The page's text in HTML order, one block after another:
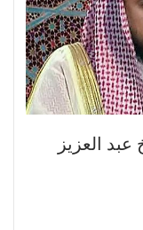
العزيز